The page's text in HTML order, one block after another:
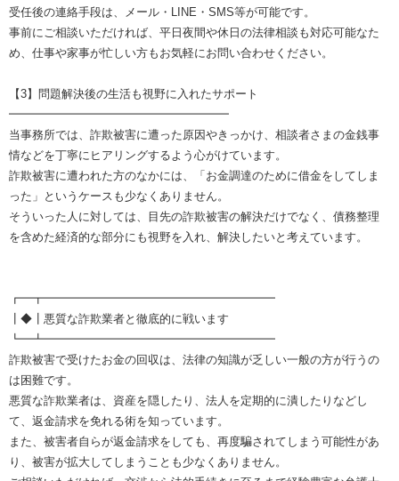
受任後の連絡手段は、メール・LINE・SMS等が可能です。
事前にご相談いただければ、平日夜間や休日の法律相談も対応可能なた
め、仕事や家事が忙しい方もお気軽にお問い合わせください。
【3】問題解決後の生活も視野に入れたサポート
━━━━━━━━━━━━━━━━━━━
当事務所では、詐欺被害に遭った原因やきっかけ、相談者さまの金銭事
情などを丁寧にヒアリングするよう心がけています。
詐欺被害に遭われた方のなかには、「お金調達のために借金をしてしま
った」というケースも少なくありません。
そういった人に対しては、目先の詐欺被害の解決だけでなく、債務整理
を含めた経済的な部分にも視野を入れ、解決したいと考えています。
┏━┳━━━━━━━━━━━━━━━━━━━━
┃◆┃悪質な詐欺業者と徹底的に戦います
┗━┻━━━━━━━━━━━━━━━━━━━━
詐欺被害で受けたお金の回収は、法律の知識が乏しい一般の方が行うの
は困難です。
悪質な詐欺業者は、資産を隠したり、法人を定期的に潰したりなどし
て、返金請求を免れる術を知っています。
また、被害者自らが返金請求をしても、再度騙されてしまう可能性があ
り、被害が拡大してしまうことも少なくありません。